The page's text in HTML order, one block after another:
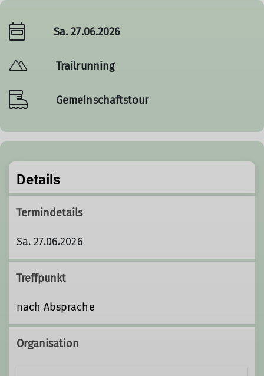
Sa. 27.06.2026
Trailrunning
Gemeinschaftstour
Details
Termindetails
Sa. 27.06.2026
Treffpunkt
nach Absprache
Organisation